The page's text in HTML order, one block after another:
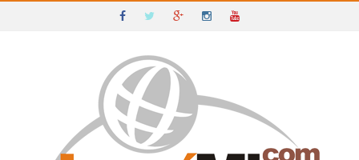
IGUAÍ E SUDOESTE DA BAHIA